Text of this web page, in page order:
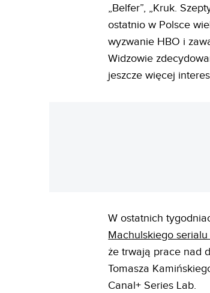
„Belfer”, „Kruk.
ostatnio w Polsce
wyzwanie HBO i
Widzowie
jeszcze więcej
W ostatnich
Machulskiego serialu
że trwają prace nad
Tomasza
Canal+ Series Lab.